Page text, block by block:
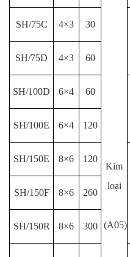
Kim
loại
(A05)
SH/75C 4×3 30
SH/75D
4×3 60
SH/100D 6×4 60
SH/100E
6×4 120
SH/150E 8×6 120
SH/150F 8×6 260
SH/150R 8×6 300